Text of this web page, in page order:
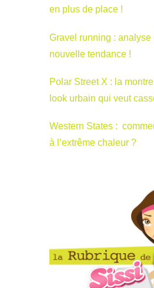
en plus de place !
Gravel running : analyse
nouvelle tendance !
Polar Street X : la
look urbain qui veut
Western States :
à l’extrême chaleur ?